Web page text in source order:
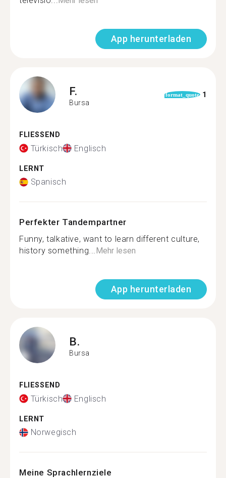
App herunterladen
F.
Bursa
format_quote 1
FLIESSEND
Türkisch Englisch
LERNT
Spanisch
Perfekter Tandempartner
Funny, talkative, want to learn different culture,
history something...Mehr lesen
App herunterladen
B.
Bursa
FLIESSEND
Türkisch Englisch
LERNT
Norwegisch
Meine Sprachlernziele